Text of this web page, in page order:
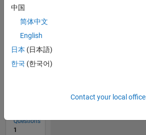
102,197
of
302,025
Questions
1
中国
简体中文
English
日本 (日本語)
한국 (한국어)
Contact your local office